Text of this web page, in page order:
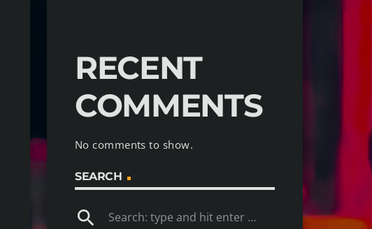
RECENT
COMMENTS
No comments to show.
SEARCH
search